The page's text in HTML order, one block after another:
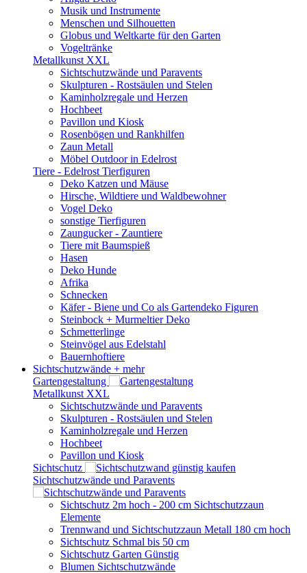
Musik und Instrumente
Menschen und Silhouetten
Globus und Weltkarte für den Garten
Vogeltränke
Metallkunst XXL
Sichtschutzwände und Paravents
Skulpturen - Rostsäulen und Stelen
Kaminholzregale und Herzen
Hochbeet
Pavillon und Kiosk
Rosenbögen und Rankhilfen
Zaun Metall
Möbel Outdoor in Edelrost
Tiere - Edelrost Tierfiguren
Deko Katzen und Mäuse
Hirsche, Wildtiere und Waldbewohner
Vogel Deko
sonstige Tierfiguren
Zaungucker - Zauntiere
Tiere mit Baumspieß
Hasen
Deko Hunde
Afrika
Schnecken
Käfer - Biene und Co als Gartendeko Figuren
Steinbock + Murmeltier Deko
Schmetterlinge
Steinvögel aus Edelstahl
Bauernhoftiere
Sichtschutzwände + mehr
Gartengestaltung
Metallkunst XXL
Sichtschutzwände und Paravents
Skulpturen - Rostsäulen und Stelen
Kaminholzregale und Herzen
Hochbeet
Pavillon und Kiosk
Sichtschutz
Sichtschutzwände und Paravents
Sichtschutz 2m hoch - 200 cm Sichtschutzzaun
Elemente
Trennwand und Sichtschutzzaun Metall 180 cm hoch
Sichtschutz Schmal bis 50 cm
Sichtschutz Garten Günstig
Blumen Sichtschutzwände